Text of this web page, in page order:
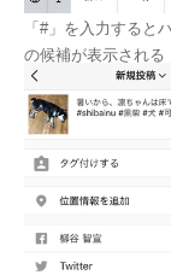
「#」を入力すると
の候補が表示される